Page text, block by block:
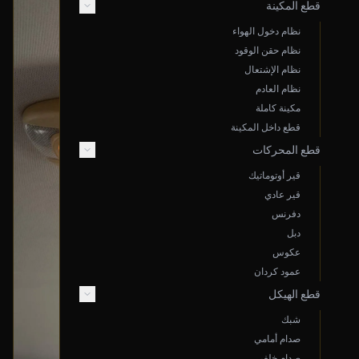
قطع المكينة
نظام دخول الهواء
نظام حقن الوقود
نظام الإشتعال
نظام العادم
مكينة كاملة
قطع داخل المكينة
قطع المحركات
قير أوتوماتيك
قير عادي
دفرنس
دبل
عكوس
عمود كردان
قطع الهيكل
شبك
صدام أمامي